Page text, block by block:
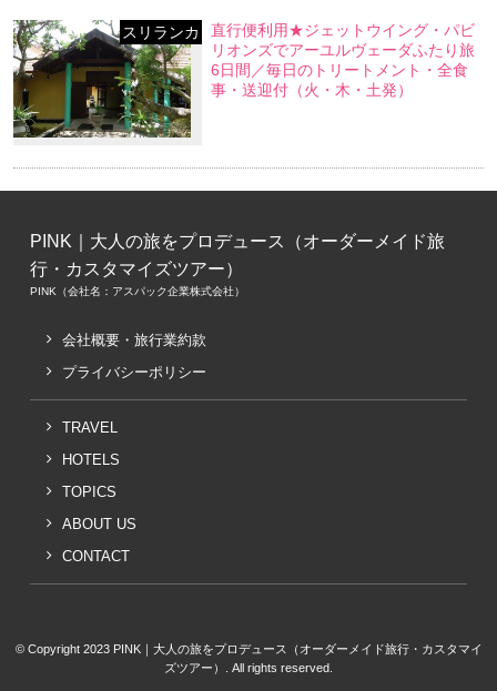
スリランカ
直行便利用★ジェットウイング・パビ
リオンズでアーユルヴェーダふたり旅
6日間／毎日のトリートメント・全食
事・送迎付（火・木・土発）
PINK｜大人の旅をプロデュース（オーダーメイド旅
行・カスタマイズツアー）
PINK（会社名：アスパック企業株式会社）
会社概要・旅行業約款
プライバシーポリシー
TRAVEL
HOTELS
TOPICS
ABOUT US
CONTACT
© Copyright 2023 PINK｜大人の旅をプロデュース（オーダーメイド旅行・カスタマイ
ズツアー）. All rights reserved.